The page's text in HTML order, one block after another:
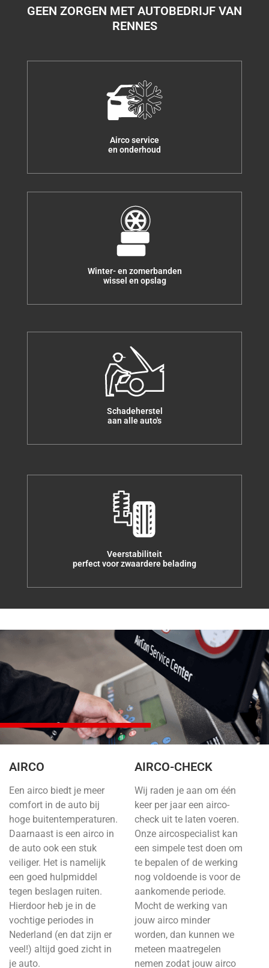
GEEN ZORGEN MET AUTOBEDRIJF VAN
RENNES
Airco service
en onderhoud
Winter- en zomerbanden
wissel en opslag
Schadeherstel
aan alle auto's
Veerstabiliteit
perfect voor zwaardere belading
AIRCO
Een airco biedt je meer
comfort in de auto bij
hoge buitentemperaturen.
Daarnaast is een airco in
de auto ook een stuk
veiliger. Het is namelijk
een goed hulpmiddel
tegen beslagen ruiten.
Hierdoor heb je in de
vochtige periodes in
Nederland (en dat zijn er
veel!) altijd goed zicht in
je auto.
AIRCO-CHECK
Wij raden je aan om één
keer per jaar een airco-
check uit te laten voeren.
Onze aircospecialist kan
een simpele test doen om
te bepalen of de werking
nog voldoende is voor de
aankomende periode.
Mocht de werking van
jouw airco minder
worden, dan kunnen we
meteen maatregelen
nemen zodat jouw airco